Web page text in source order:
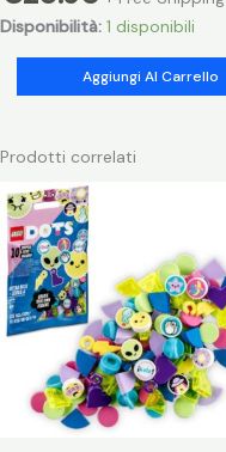
Disponibilità: 1 disponibili
41230
dc
batgirl
inseguimento
bat-
jet
quantità
Aggiungi Al Carrello
Prodotti correlati